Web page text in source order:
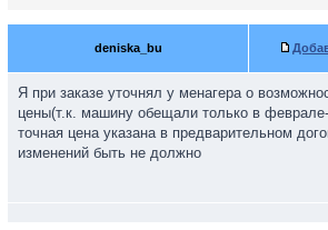
deniska_bu
Я при заказе уточнял у менагера о
цены(т.к. машину обещали только в
точная цена указана в предварительном
изменений быть не должно